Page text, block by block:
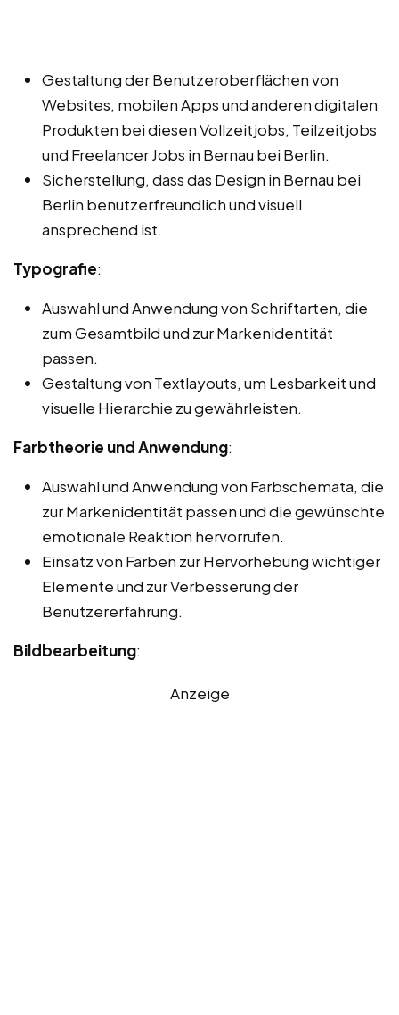
Gestaltung der Benutzeroberflächen von
Websites, mobilen Apps und anderen digitalen
Produkten bei diesen Vollzeitjobs, Teilzeitjobs
und Freelancer Jobs in Bernau bei Berlin.
Sicherstellung, dass das Design in Bernau bei
Berlin benutzerfreundlich und visuell
ansprechend ist.
Typografie:
Auswahl und Anwendung von Schriftarten, die
zum Gesamtbild und zur Markenidentität
passen.
Gestaltung von Textlayouts, um Lesbarkeit und
visuelle Hierarchie zu gewährleisten.
Farbtheorie und Anwendung:
Auswahl und Anwendung von Farbschemata, die
zur Markenidentität passen und die gewünschte
emotionale Reaktion hervorrufen.
Einsatz von Farben zur Hervorhebung wichtiger
Elemente und zur Verbesserung der
Benutzererfahrung.
Bildbearbeitung:
Anzeige